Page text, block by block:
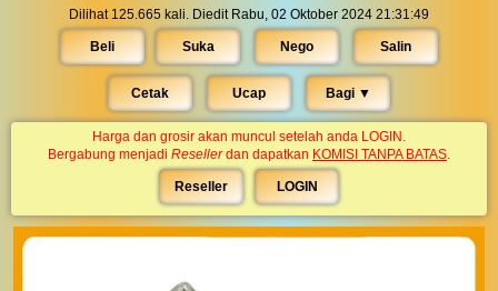
Dilihat 125.665 kali. Diedit Rabu, 02 Oktober 2024 21:31:49
Beli Suka Nego Salin
Cetak Ucap Bagi ▼︎
Harga dan grosir akan muncul setelah anda LOGIN.
Bergabung menjadi Resellerdan dapatkan KOMISI TANPA BATAS.
Reseller LOGIN